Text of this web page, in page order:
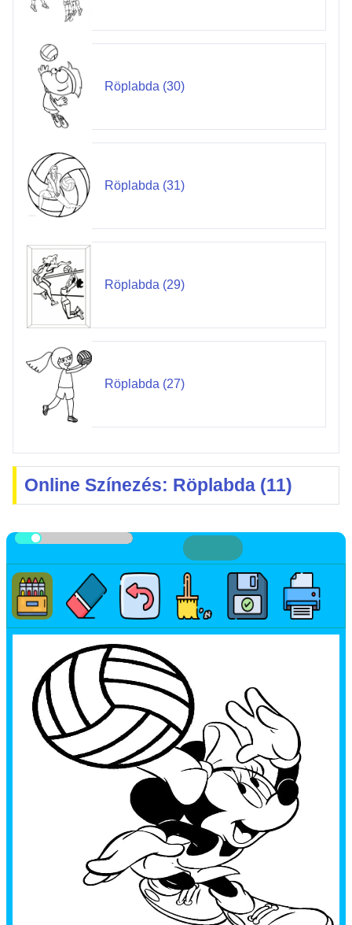
Röplabda (30)
Röplabda (31)
Röplabda (29)
Röplabda (27)
Online Színezés: Röplabda (11)